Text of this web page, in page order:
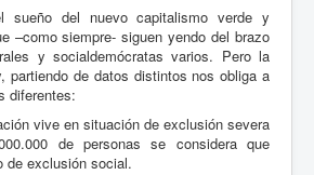
del nuevo capitalismo verde y
–como siempre- siguen yendo del brazo
y socialdemócratas varios. Pero la
partiendo de datos distintos nos obliga a
diferentes:
vive en situación de exclusión severa
de personas se considera que
de exclusión social.